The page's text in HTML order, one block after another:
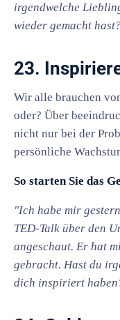
irgendwelche
wieder gemacht
23.
Wir alle brauchen
oder? Über
nicht nur bei der
persönliche
So starten Sie das
"Ich habe mir
TED-Talk über den
angeschaut. Er hat
gebracht. Hast du
dich inspiriert